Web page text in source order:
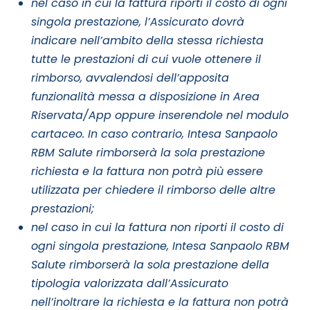
singola prestazione, l’Assicurato dovrà
indicare nell’ambito della stessa richiesta
tutte le prestazioni di cui vuole ottenere il
rimborso, avvalendosi dell’apposita
funzionalità messa a disposizione in Area
Riservata/App oppure inserendole nel modulo
cartaceo. In caso contrario, Intesa Sanpaolo
RBM Salute rimborserà la sola prestazione
richiesta e la fattura non potrà più essere
utilizzata per chiedere il rimborso delle altre
prestazioni;
nel caso in cui la fattura non riporti il costo di
ogni singola prestazione, Intesa Sanpaolo RBM
Salute rimborserà la sola prestazione della
tipologia valorizzata dall’Assicurato
nell’inoltrare la richiesta e la fattura non potrà